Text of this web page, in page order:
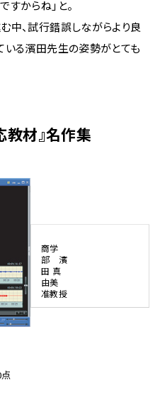
からね」と。
中、試行錯誤しながらより良
いる濱田先生の姿勢がとても
教材』名作集
商学
部 濱
田 真
由美
准教授